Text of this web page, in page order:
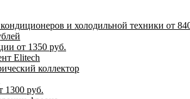
и холодильной техники от
от 1350 руб.
Elitech
коллектор
1300 руб.